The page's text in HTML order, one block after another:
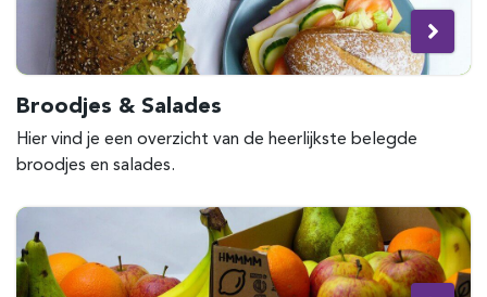
Broodjes & Salades
Hier vind je een overzicht van de heerlijkste belegde
broodjes en salades.